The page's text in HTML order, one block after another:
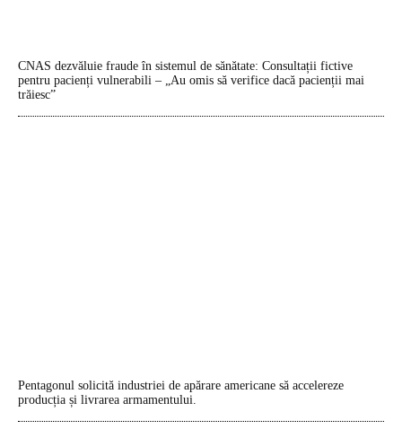
CNAS dezvăluie fraude în sistemul de sănătate: Consultații fictive
pentru pacienți vulnerabili – „Au omis să verifice dacă pacienții mai
trăiesc”
Pentagonul solicită industriei de apărare americane să accelereze
producția și livrarea armamentului.